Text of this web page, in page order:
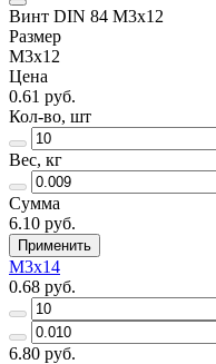
Винт DIN 84 М3х12
Размер
М3х12
Цена
0.61 руб.
Кол-во, шт
Вес, кг
Сумма
6.10 руб.
Применить
М3х14
0.68 руб.
6.80 руб.